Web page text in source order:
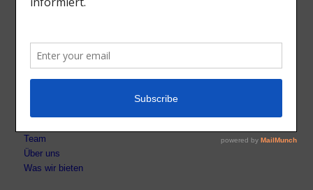
INFORMATIONEN
AGB
Team
Über uns
Was wir bieten